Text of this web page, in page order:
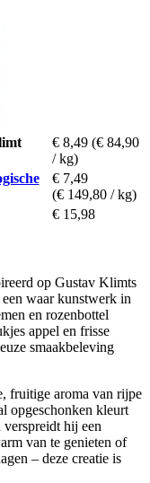
€ 8,49 (€ 84,90
/ kg)
€ 7,49
(€ 149,80 / kg)
€ 15,98
op Gustav Klimts
waar kunstwerk in
en rozenbottel
appel en frisse
smaakbeleving
fruitige aroma van rijpe
opgeschonken kleurt
hij een
van te genieten of
– deze creatie is